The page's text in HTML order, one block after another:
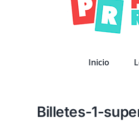
Inicio
Billetes-1-